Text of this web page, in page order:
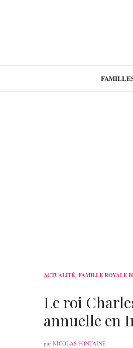
ACTUALITÉ, FAMILLE ROYALE
Le roi
annuelle en
par NICOLAS FONTAINE